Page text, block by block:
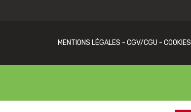
MENTIONS LÉGALES - CGV/CGU - COOKIES